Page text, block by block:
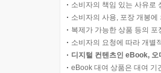
소비자의 책임 있는 사유로
소비자의 사용, 포장 개봉
복제가 가능한 상품 등의
소비자의 요청에 따라 개별
디지털 컨텐츠인 eBook,
eBook 대여 상품은 대여 기